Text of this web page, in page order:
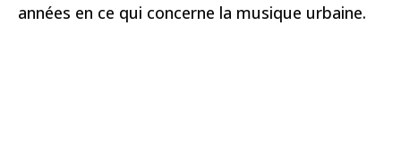
années en ce qui concerne la musique urbaine.